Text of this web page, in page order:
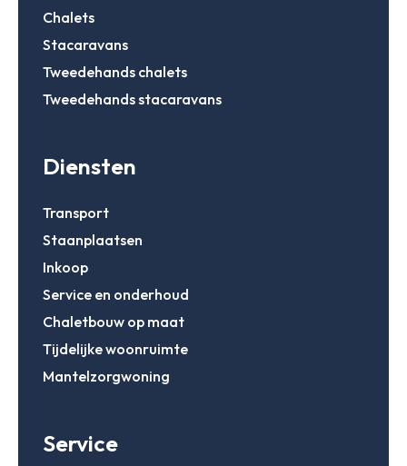
Chalets
Stacaravans
Tweedehands chalets
Tweedehands stacaravans
Diensten
Transport
Staanplaatsen
Inkoop
Service en onderhoud
Chaletbouw op maat
Tijdelijke woonruimte
Mantelzorgwoning
Service